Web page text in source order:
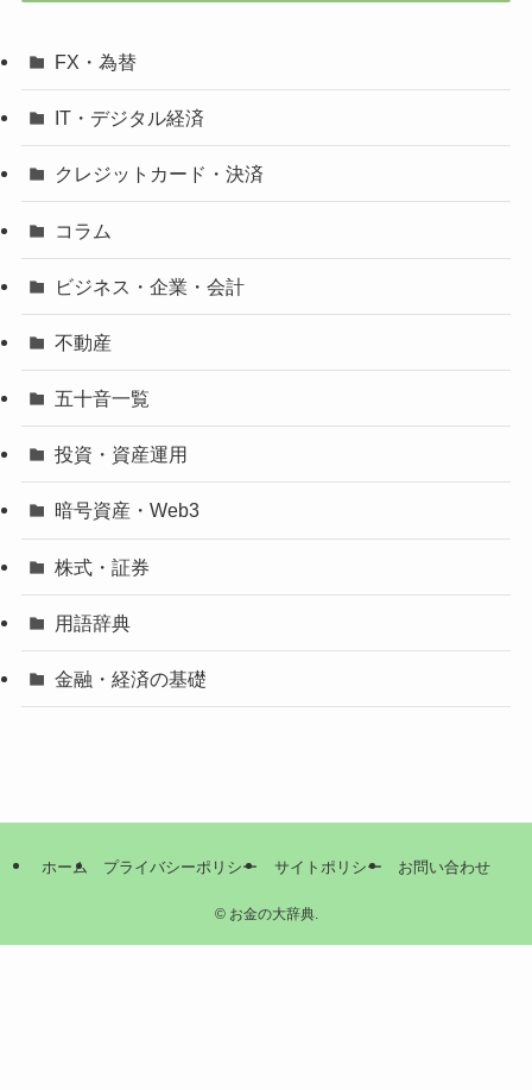
FX・為替
IT・デジタル経済
クレジットカード・決済
コラム
ビジネス・企業・会計
不動産
五十音一覧
投資・資産運用
暗号資産・Web3
株式・証券
用語辞典
金融・経済の基礎
ホーム プライバシーポリシー サイトポリシー お問い合わせ
©お金の大辞典.